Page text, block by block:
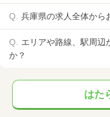
兵庫県の求人全体から
エリアや路線、駅周辺
か？
はた